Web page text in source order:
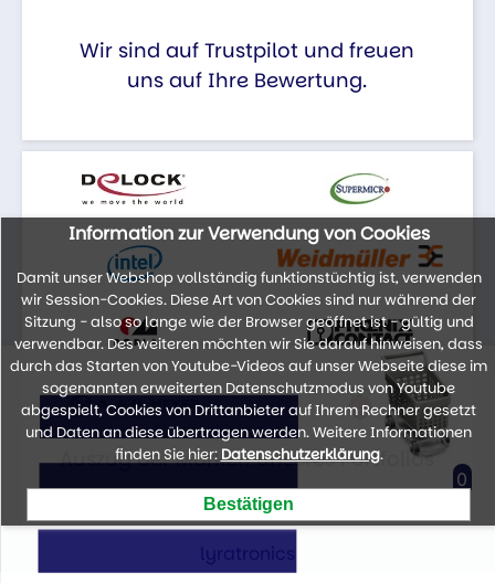
Wir sind auf Trustpilot und freuen
uns auf Ihre Bewertung.
Auszug der Marken unseres Portfolios
Information zur Verwendung von Cookies
Damit unser Webshop vollständig funktionstüchtig ist, verwenden
wir Session-Cookies. Diese Art von Cookies sind nur während der
Sitzung - also so lange wie der Browser geöffnet ist - gültig und
verwendbar. Des weiteren möchten wir Sie darauf hinweisen, dass
durch das Starten von Youtube-Videos auf unser Webseite diese im
sogenannten erweiterten Datenschutzmodus von Youtube
abgespielt, Cookies von Drittanbieter auf Ihrem Rechner gesetzt
und Daten an diese übertragen werden. Weitere Informationen
finden Sie hier: Datenschutzerklärung.
0